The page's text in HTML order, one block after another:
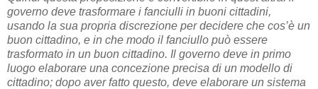
governo deve trasformare i fanciulli in buoni cittadini,
usando la sua propria discrezione per decidere che cos’è un
buon cittadino, e in che modo il fanciullo può essere
trasformato in un buon cittadino. Il governo deve in primo
luogo elaborare una concezione precisa di un modello di
cittadino; dopo aver fatto questo, deve elaborare un sistema